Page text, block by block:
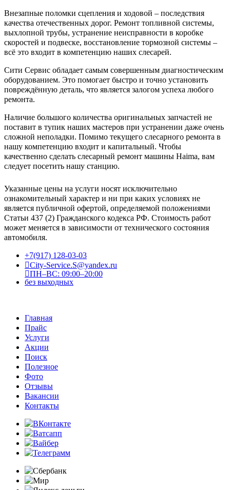
Внезапные поломки сцепления и ходовой – последствия
качества отечественных дорог. Ремонт топливной системы,
выхлопной трубы, устранение неисправности в коробке
скоростей и подвеске, восстановление тормозной системы –
всё это входит в компетенцию наших слесарей.
Сити Сервис обладает самым совершенным диагностическим
оборудованием. Это помогает быстро и точно установить
повреждённую деталь, что является залогом успеха любого
ремонта.
Наличие большого количества оригинальных запчастей не
поставит в тупик наших мастеров при устранении даже очень
сложной неполадки. Помимо текущего слесарного ремонта в
нашу компетенцию входит и капитальный. Чтобы
качественно сделать слесарный ремонт машины Haima, вам
следует посетить нашу станцию.
Указанные цены на услуги носят исключительно
ознакомительный характер и ни при каких условиях не
является публичной офертой, определяемой положениями
Статьи 437 (2) Гражданского кодекса РФ. Стоимость работ
может меняется в зависимости от технического состояния
автомобиля.
+7(917) 128-03-03
City-Service.S@yandex.ru
ПН–ВС: 09:00–20:00
без выходных
Главная
Прайс
Услуги
Акции
Поиск
Полезное
Фото
Отзывы
Вакансии
Контакты